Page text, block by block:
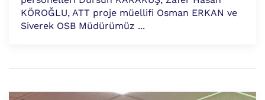
KÖROĞLU, ATT proje müellifi Osman ERKAN ve
Siverek OSB Müdürümüz ...